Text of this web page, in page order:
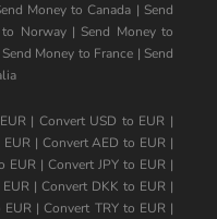
Money to Canada | Send
Norway| Send Money to
Send Money to France | Send
| Convert USD to EUR |
| Convert AED to EUR |
EUR | Convert JPY to EUR |
|Convert DKK to EUR |
EUR |Convert TRY to EUR|